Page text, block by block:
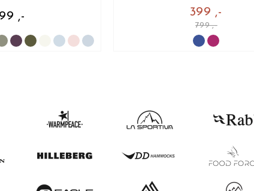
,- 399 ,-
799 ,-